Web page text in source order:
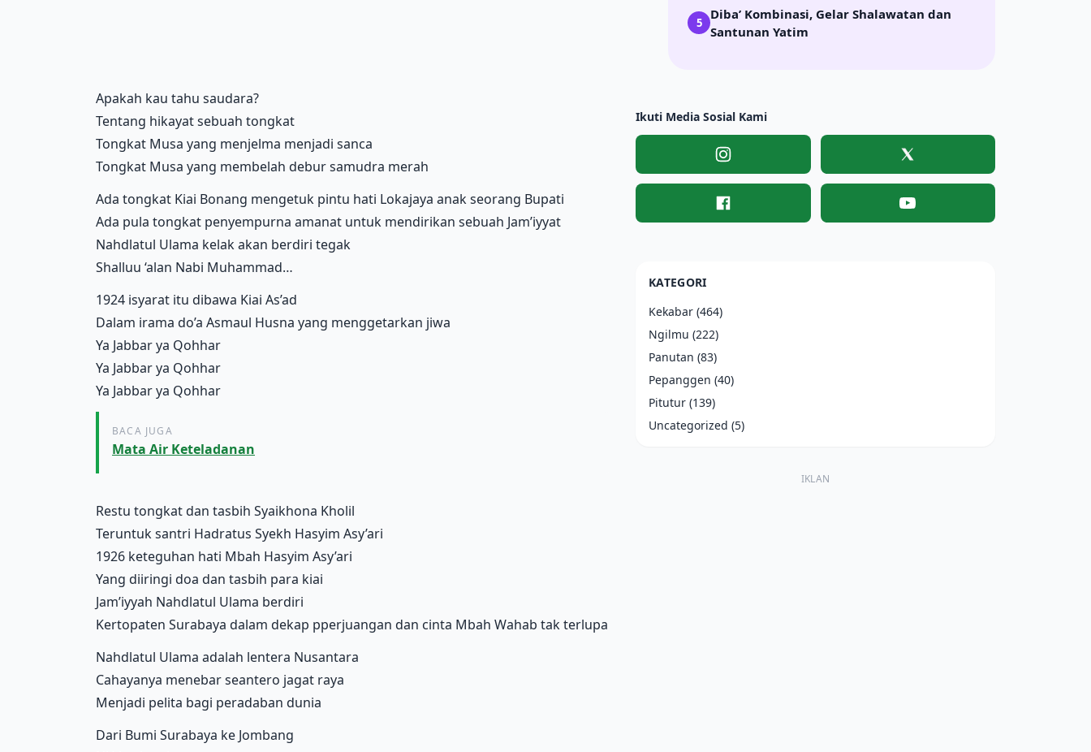
Apakah kau tahu saudara?
Tentang hikayat sebuah tongkat
Tongkat Musa yang menjelma menjadi sanca
Tongkat Musa yang membelah debur samudra merah
Ada tongkat Kiai Bonang mengetuk pintu hati Lokajaya anak seorang Bupati
Ada pula tongkat penyempurna amanat untuk mendirikan sebuah Jam’iyyat
Nahdlatul Ulama kelak akan berdiri tegak
Shalluu ‘alan Nabi Muhammad…
1924 isyarat itu dibawa Kiai As’ad
Dalam irama do’a Asmaul Husna yang menggetarkan jiwa
Ya Jabbar ya Qohhar
Ya Jabbar ya Qohhar
Ya Jabbar ya Qohhar
BACA JUGA
Mata Air Keteladanan
Restu tongkat dan tasbih Syaikhona Kholil
Teruntuk santri Hadratus Syekh Hasyim Asy’ari
1926 keteguhan hati Mbah Hasyim Asy’ari
Yang diiringi doa dan tasbih para kiai
Jam’iyyah Nahdlatul Ulama berdiri
Kertopaten Surabaya dalam dekap pperjuangan dan cinta Mbah Wahab tak terlupa
Nahdlatul Ulama adalah lentera Nusantara
Cahayanya menebar seantero jagat raya
Menjadi pelita bagi peradaban dunia
Dari Bumi Surabaya ke Jombang
5
Diba’ Kombinasi, Gelar Shalawatan dan
Santunan Yatim
Ikuti Media Sosial Kami
Instagram X
Facebook YouTube
KATEGORI
Kekabar (464)
Ngilmu (222)
Panutan (83)
Pepanggen (40)
Pitutur (139)
Uncategorized (5)
IKLAN